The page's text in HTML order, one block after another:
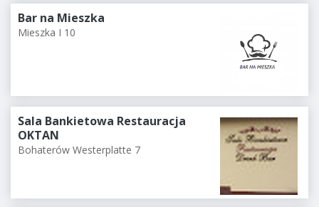
Bar na Mieszka
Mieszka I 10
Sala Bankietowa Restauracja
OKTAN
Bohaterów Westerplatte 7